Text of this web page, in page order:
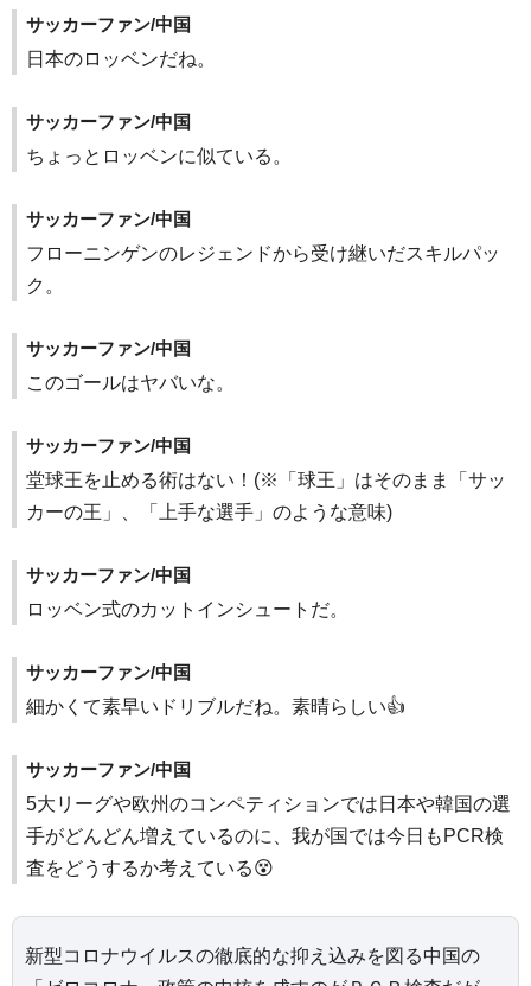
サッカーファン/中国
日本のロッベンだね。
サッカーファン/中国
ちょっとロッベンに似ている。
サッカーファン/中国
フローニンゲンのレジェンドから受け継いだスキルパッ
ク。
サッカーファン/中国
このゴールはヤバいな。
サッカーファン/中国
堂球王を止める術はない！(※「球王」はそのまま「サッ
カーの王」、「上手な選手」のような意味)
サッカーファン/中国
ロッベン式のカットインシュートだ。
サッカーファン/中国
細かくて素早いドリブルだね。素晴らしい👍
サッカーファン/中国
5大リーグや欧州のコンペティションでは日本や韓国の選
手がどんどん増えているのに、我が国では今日もPCR検
査をどうするか考えている😵
新型コロナウイルスの徹底的な抑え込みを図る中国の